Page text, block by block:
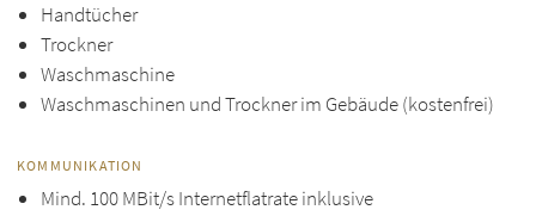
Handtücher
Trockner
Waschmaschine
Waschmaschinen und Trockner im Gebäude (kostenfrei)
KOMMUNIKATION
Mind. 100 MBit/s Internetflatrate inklusive